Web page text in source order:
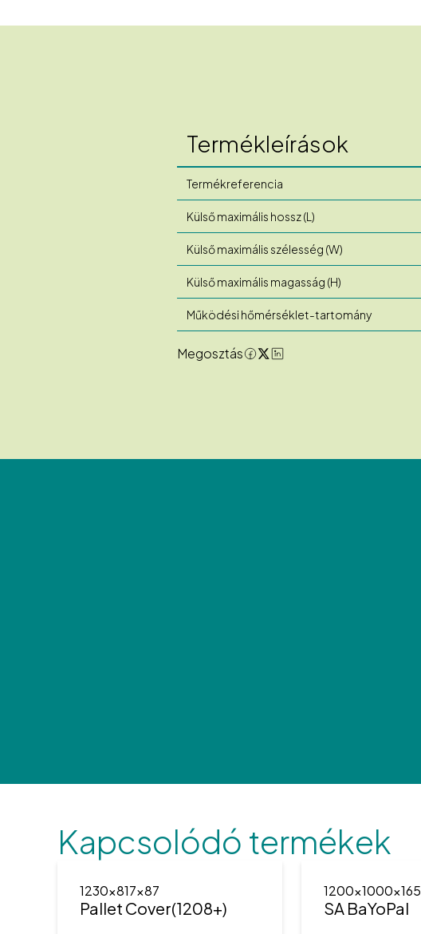
Termékleírások
Termékreferencia
Külső maximális hossz (L)
Külső maximális szélesség (W)
Külső maximális magasság (H)
Működési hőmérséklet-tartomány
Megosztás
Kapcsolódó termékek
1230x817x87
Pallet Cover(1208+)
1200x1000x165
SA BaYoPal